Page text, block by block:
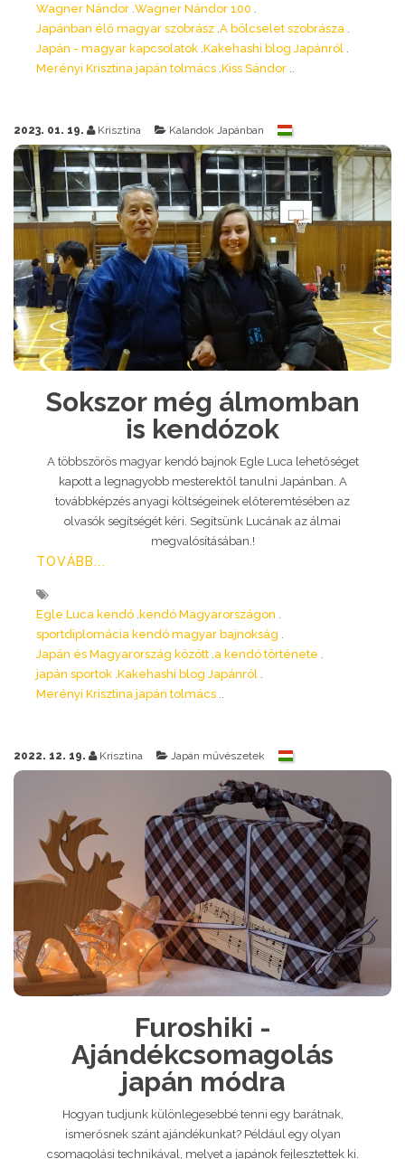
Wagner Nándor Wagner Nándor 100
Japánban élő magyar szobrász A bölcselet szobrásza
Japán - magyar kapcsolatok Kakehashi blog Japánról
Merényi Krisztina japán tolmács Kiss Sándor
2023. 01. 19. Krisztina Kalandok Japánban
Sokszor még álmomban
is kendózok
A többszörös magyar kendó bajnok Egle Luca lehetőséget
kapott a legnagyobb mesterektől tanulni Japánban. A
továbbképzés anyagi költségeinek előteremtésében az
olvasók segítségét kéri. Segítsünk Lucának az álmai
megvalósításában.!
TOVÁBB...
Egle Luca kendó kendó Magyarországon
sportdiplomácia kendó magyar bajnokság
Japán és Magyarország között a kendó története
japán sportok Kakehashi blog Japánról
Merényi Krisztina japán tolmács
2022. 12. 19. Krisztina Japán művészetek
Furoshiki -
Ajándékcsomagolás
japán módra
Hogyan tudjunk különlegesebbé tenni egy barátnak,
ismerősnek szánt ajándékunkat? Például egy olyan
csomagolási technikával, melyet a japánok fejlesztettek ki.